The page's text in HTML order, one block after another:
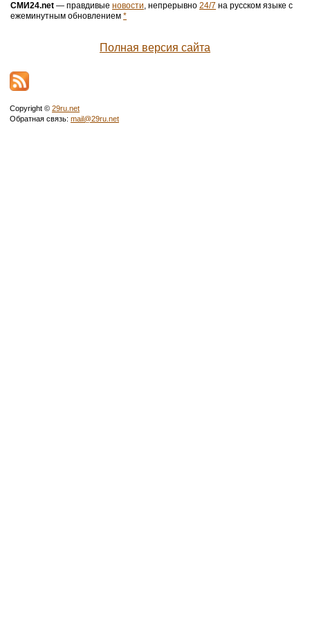
СМИ24.net — правдивые новости, непрерывно 24/7 на русском языке с
ежеминутным обновлением *
Полная версия сайта
Copyright © 29ru.net
Обратная связь: mail@29ru.net